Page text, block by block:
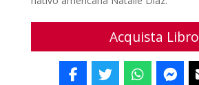
Acquista Libro